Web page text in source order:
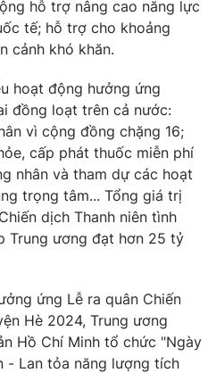
897 897
thức nếu không có sự chấp
VTV.vn khi phát hành lại
hỗ trợ nâng cao năng lực
tế; hỗ trợ cho khoảng
cảnh khó khăn.
hoạt động hưởng ứng
đồng loạt trên cả nước:
vì cộng đồng chặng 16;
cấp phát thuốc miễn phí
nhân và tham dự các hoạt
trọng tâm... Tổng giá trị
dịch Thanh niên tình
Trung ương đạt hơn 25 tỷ
ứng Lễ ra quân Chiến
Hè 2024, Trung ương
Hồ Chí Minh tổ chức "Ngày
- Lan tỏa năng lượng tích